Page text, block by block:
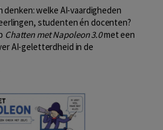
welke AI-vaardigheden
studenten én docenten?
Chatten met Napoleon 3.0met een
AI-geletterdheid in de